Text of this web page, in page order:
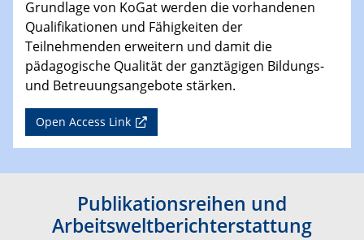
Grundlage von KoGat werden die vorhandenen
Qualifikationen und Fähigkeiten der
Teilnehmenden erweitern und damit die
pädagogische Qualität der ganztägigen Bildungs-
und Betreuungsangebote stärken.
Open Access Link
Publikationsreihen und
Arbeitsweltberichterstattung